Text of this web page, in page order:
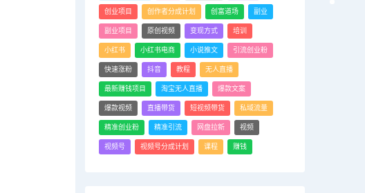
创业项目 创作者分成计划 创富道场 副业
副业项目 原创视频 变现方式 培训
小红书 小红书电商 小说推文 引流创业粉
快速涨粉 抖音 教程 无人直播
最新赚钱项目 淘宝无人直播 爆款文案
爆款视频 直播带货 短视频带货 私域流量
精准创业粉 精准引流 网盘拉新 视频
视频号 视频号分成计划 课程 赚钱